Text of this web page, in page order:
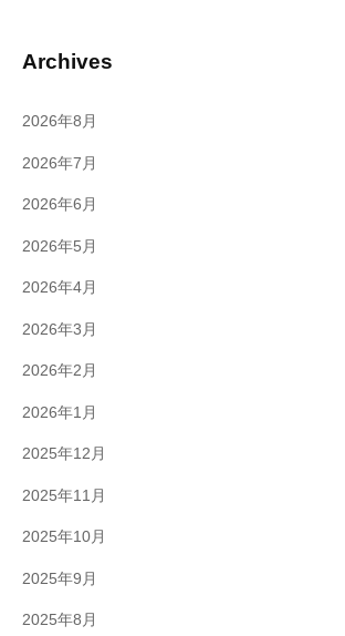
Archives
2026年8月
2026年7月
2026年6月
2026年5月
2026年4月
2026年3月
2026年2月
2026年1月
2025年12月
2025年11月
2025年10月
2025年9月
2025年8月